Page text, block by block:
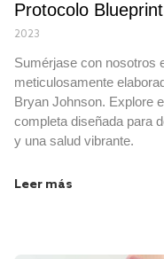
Protocolo
2023
Sumérjase con nosotros
meticulosamente
Bryan Johnson. Explore
completa diseñada para
y una salud vibrante.
Leer más